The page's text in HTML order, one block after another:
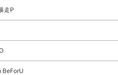
走P
BeForU